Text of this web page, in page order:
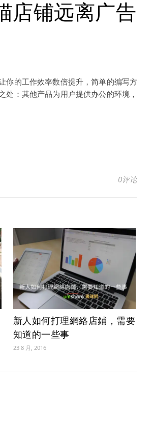
店铺远离广告
你的工作效率数倍提升，简单的编写方
：其他产品为用户提供办公的环境，
0评论
新人如何打理網絡店鋪，需要
知道的一些事
23 8 月, 2016